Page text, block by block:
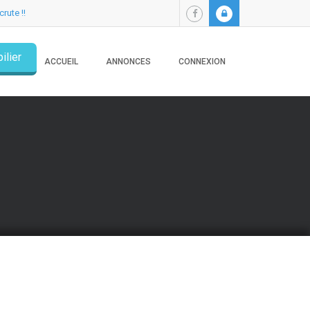
!!
ACCUEIL ANNONCES CONNEXION